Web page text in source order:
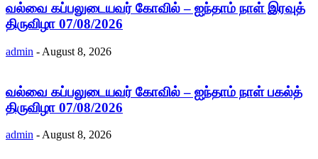
வல்வை கப்பலுடையவர் கோவில் – ஐந்தாம் நாள் இரவுத்
திருவிழா 07/08/2026
admin - August 8, 2026
வல்வை கப்பலுடையவர் கோவில் – ஐந்தாம் நாள் பகல்த்
திருவிழா 07/08/2026
admin - August 8, 2026